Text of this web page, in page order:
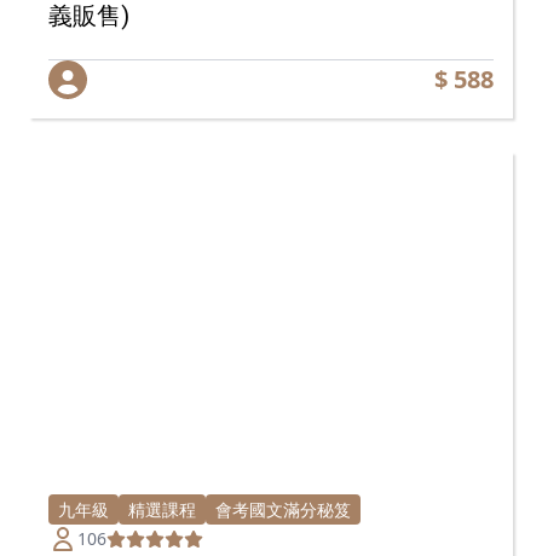
義販售)
$ 588
九年級 精選課程
會考國文滿分秘笈
106